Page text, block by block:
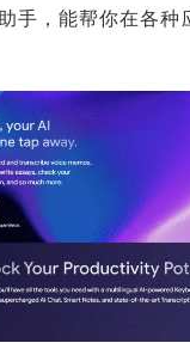
手，能帮你在各种